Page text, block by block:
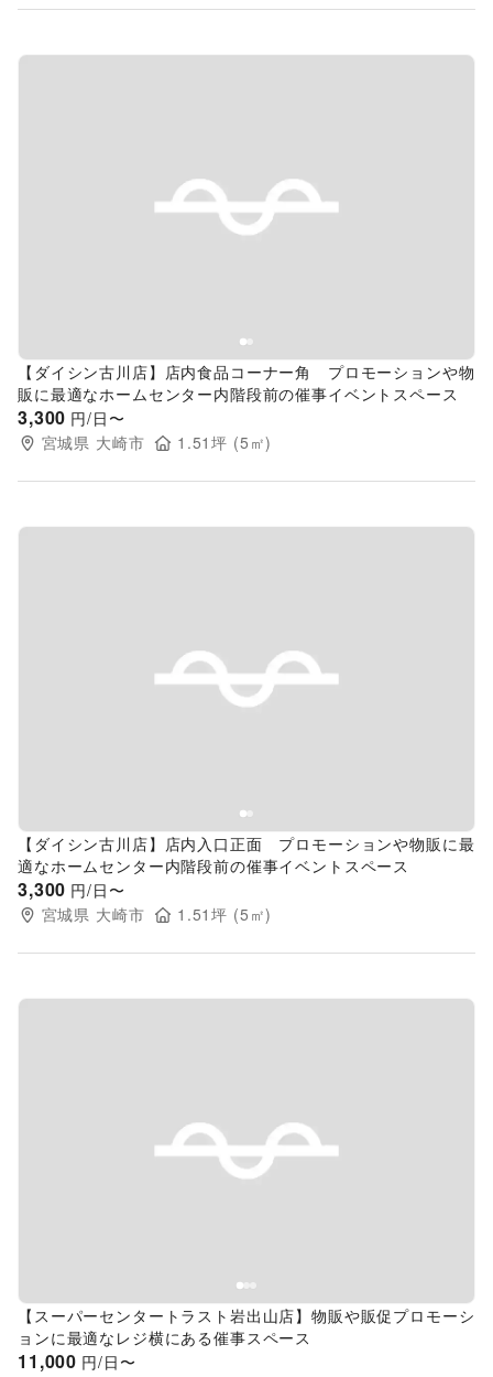
Previous slide
【ダイシン古川店】店内食品コーナー角 プロモーションや物
販に最適なホームセンター内階段前の催事イベントスペース
3,300 円/日〜
宮城県 大崎市 1.51坪 (5 ㎡)
Previous slide
【ダイシン古川店】店内入口正面 プロモーションや物販に最
適なホームセンター内階段前の催事イベントスペース
3,300 円/日〜
宮城県 大崎市 1.51坪 (5 ㎡)
Previous slide
【スーパーセンタートラスト岩出山店】物販や販促プロモーシ
ョンに最適なレジ横にある催事スペース
11,000 円/日〜